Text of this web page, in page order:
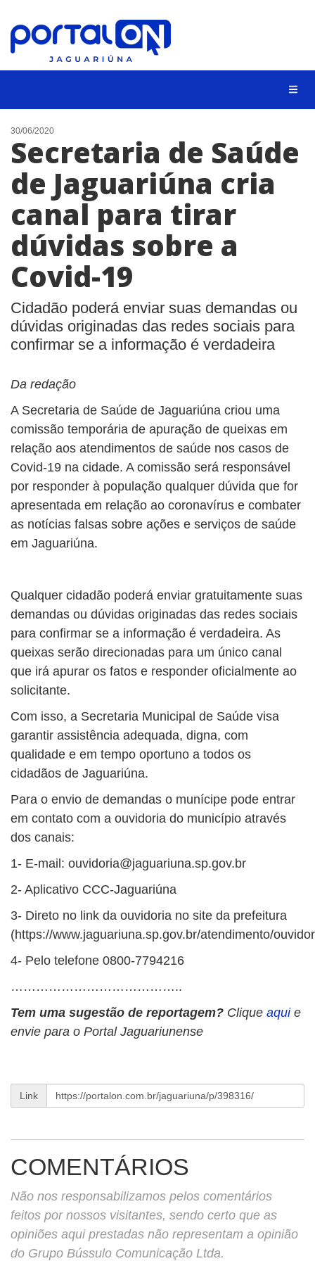
NOTÍCIAS
LISTA DIGITAL
CONTATO
ANUNCIE
30/06/2020
Secretaria de Saúde
de Jaguariúna cria
canal para tirar
dúvidas sobre a
Covid-19
Cidadão poderá enviar suas demandas ou
dúvidas originadas das redes sociais para
confirmar se a informação é verdadeira
Da redação
A Secretaria de Saúde de Jaguariúna criou uma
comissão temporária de apuração de queixas em
relação aos atendimentos de saúde nos casos de
Covid-19 na cidade. A comissão será responsável
por responder à população qualquer dúvida que for
apresentada em relação ao coronavírus e combater
as notícias falsas sobre ações e serviços de saúde
em Jaguariúna.
Qualquer cidadão poderá enviar gratuitamente suas
demandas ou dúvidas originadas das redes sociais
para confirmar se a informação é verdadeira. As
queixas serão direcionadas para um único canal
que irá apurar os fatos e responder oficialmente ao
solicitante.
Com isso, a Secretaria Municipal de Saúde visa
garantir assistência adequada, digna, com
qualidade e em tempo oportuno a todos os
cidadãos de Jaguariúna.
Para o envio de demandas o munícipe pode entrar
em contato com a ouvidoria do município através
dos canais:
1- E-mail: ouvidoria@jaguariuna.sp.gov.br
2- Aplicativo CCC-Jaguariúna
3- Direto no link da ouvidoria no site da prefeitura
(https://www.jaguariuna.sp.gov.br/atendimento/
4- Pelo telefone 0800-7794216
…………………………………..
Tem uma sugestão de reportagem? Clique aqui e
envie para o Portal Jaguariunense
Link
COMENTÁRIOS
Não nos responsabilizamos pelos comentários
feitos por nossos visitantes, sendo certo que as
opiniões aqui prestadas não representam a opinião
do Grupo Bússulo Comunicação Ltda.